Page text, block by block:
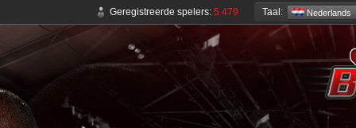
Geregistreerde spelers: 5 479 Taal: Nederlands